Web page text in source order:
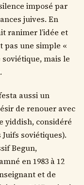
imposé par
juives. En
ranimer l’idée et
pas une simple «
mais le
aussi un
de renouer avec
yiddish, considéré
soviétiques).
Begun,
en 1983 à 12
et de